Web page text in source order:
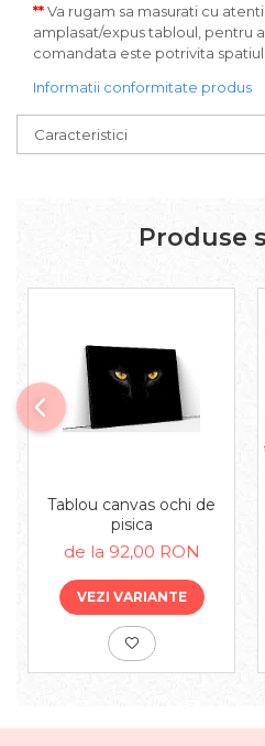
**Va rugam sa masurati cu
amplasat/expus tabloul, pentru
comandata este potrivita
Informatii conformitate produs
Caracteristici
Produse
Tablou canvas ochi de
pisica
de la 92,00 RON
VEZI VARIANTE